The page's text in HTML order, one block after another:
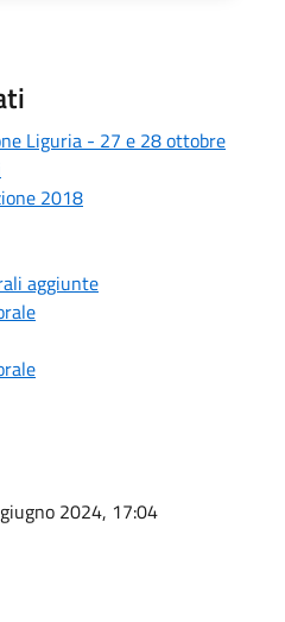
Liguria - 27 e 28 ottobre
2018
aggiunte
2024, 17:04